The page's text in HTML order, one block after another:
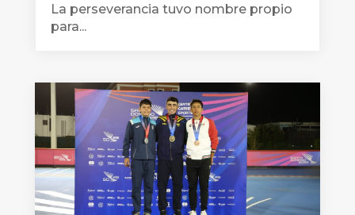
La perseverancia tuvo nombre propio
para...